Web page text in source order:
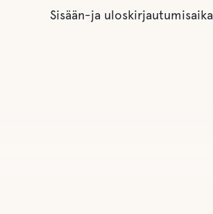
Sisään-ja uloskirjautumisaika